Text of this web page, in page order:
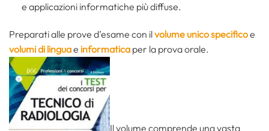
e applicazioni informatiche più diffuse.
Preparati alle prove d’esame con ilvolume unico specificoe
volumi di linguae informatica per la prova orale.
Il volume comprende una vasta